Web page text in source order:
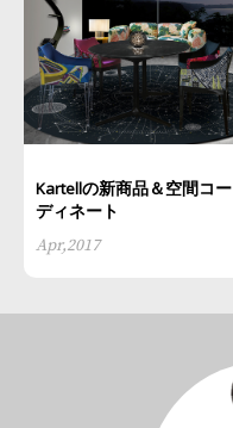
Kartellの新商品＆空間コー
ディネート
Apr,2017